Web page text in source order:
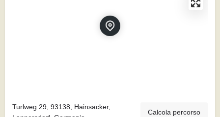
Turlweg 29, 93138, Hainsacker,
Calcola percorso